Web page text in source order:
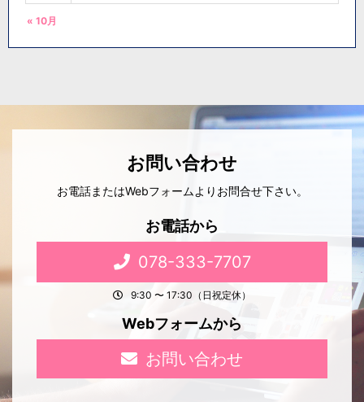
« 10月
お問い合わせ
お電話またはWebフォームよりお問合せ下さい。
お電話から
078-333-7707
9:30 〜 17:30（日祝定休）
Webフォームから
お問い合わせ